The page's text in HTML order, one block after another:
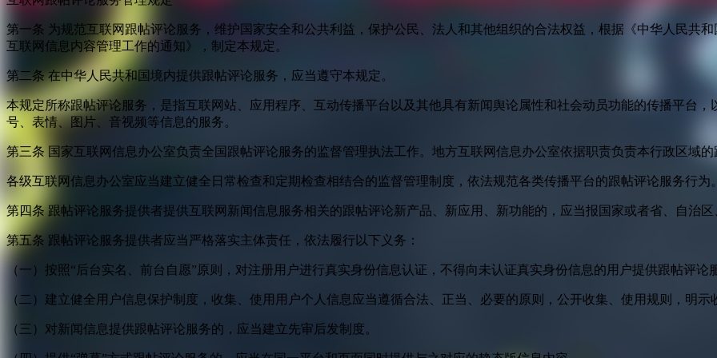
第一条 为规范互联网跟帖评论服务，维护国家安全和公共利益，保护公民、法人和其他组织的合法权益，根据《中华人民共
互联网信息内容管理工作的通知》，制定本规定。
第二条 在中华人民共和国境内提供跟帖评论服务，应当遵守本规定。
本规定所称跟帖评论服务，是指互联网站、应用程序、互动传播平台以及其他具有新闻舆论属性和社会动员功能的传播平台
号、表情、图片、音视频等信息的服务。
第三条 国家互联网信息办公室负责全国跟帖评论服务的监督管理执法工作。地方互联网信息办公室依据职责负责本行政区域
各级互联网信息办公室应当建立健全日常检查和定期检查相结合的监督管理制度，依法规范各类传播平台的跟帖评论服务行为
第四条 跟帖评论服务提供者提供互联网新闻信息服务相关的跟帖评论新产品、新应用、新功能的，应当报国家或者省、自治
第五条 跟帖评论服务提供者应当严格落实主体责任，依法履行以下义务：
（一）按照“后台实名、前台自愿”原则，对注册用户进行真实身份信息认证，不得向未认证真实身份信息的用户提供跟帖评论
（二）建立健全用户信息保护制度，收集、使用用户个人信息应当遵循合法、正当、必要的原则，公开收集、使用规则，明
（三）对新闻信息提供跟帖评论服务的，应当建立先审后发制度。